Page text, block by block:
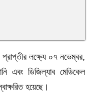
প্রাপ্তীর লক্ষ্যে ০৭ নভেম্বর,
এবং ডিজিল্যাব মেডিকেল
হয়েছে।